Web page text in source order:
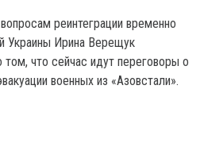
реинтеграции временно
Украины Ирина Верещук
что сейчас идут переговоры о
военных из «Азовстали».